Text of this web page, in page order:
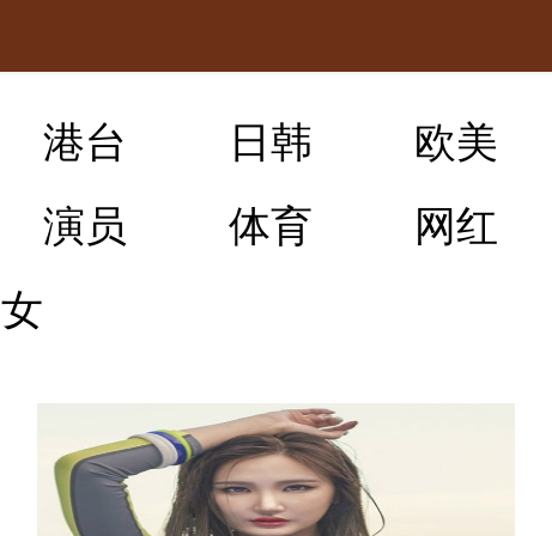
港台 日韩 欧美
演员 体育 网红
女